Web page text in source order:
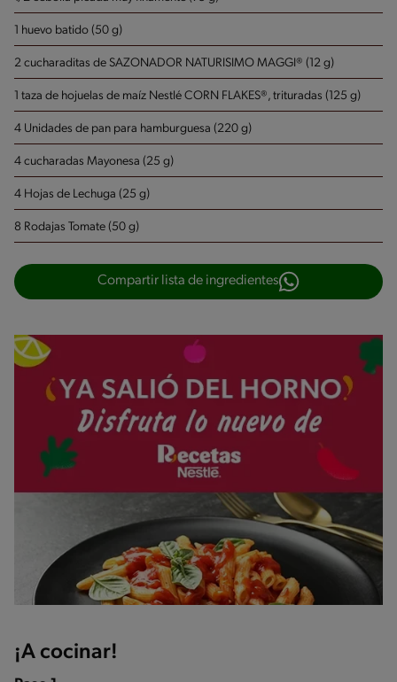
1 huevo batido (50 g)
2 cucharaditas de SAZONADOR NATURISIMO MAGGI® (12 g)
1 taza de hojuelas de maíz Nestlé CORN FLAKES®, trituradas (125 g)
4 Unidades de pan para hamburguesa (220 g)
4 cucharadas Mayonesa (25 g)
4 Hojas de Lechuga (25 g)
8 Rodajas Tomate (50 g)
Compartir lista de ingredientes
¡A cocinar!